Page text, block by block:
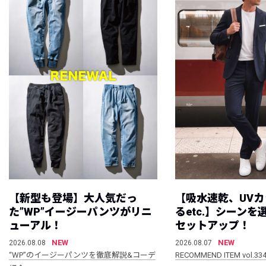
【新型も登場】大人気だっ
た”WP”イージーパンツがリニ
ューアル！
2026.08.08
NEW
“WP”のイージーパンツを徹底解説&コーデ
【吸水速乾、UV
るetc.】シーンを
セットアップ！
2026.08.07
NEW
RECOMMEND ITEM vol.334